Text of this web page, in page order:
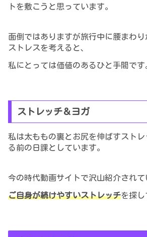
トを敷こうと思っています。
面倒ではありますが旅行中に腰まわ
ストレスを考えると、
私にとっては価値のあるひと手間です
ストレッチ＆ヨガ
私は太ももの裏とお尻を伸ばすスト
る前の日課としています。
今の時代動画サイトで沢山紹介されて
ご自身が続けやすいストレッチを探し